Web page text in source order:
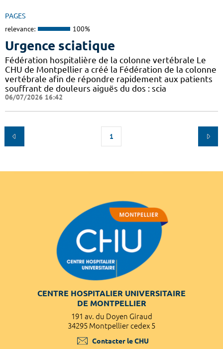
PAGES
relevance: 100%
Urgence sciatique
Fédération hospitalière de la colonne vertébrale Le
CHU de Montpellier a créé la Fédération de la colonne
vertébrale afin de répondre rapidement aux patients
souffrant de douleurs aiguës du dos : scia
06/07/2026 16:42
1
CENTRE HOSPITALIER UNIVERSITAIRE
DE MONTPELLIER
191 av. du Doyen Giraud
34295 Montpellier cedex 5
Contacter le CHU